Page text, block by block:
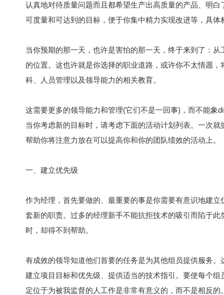
认真地对待质量问题而且都希望生产出高质量的产品、明
可度量和可达到的目标，便于你集中精力实现改进等，具体
当你预期的那一天，也许是害怕的那一天，终于来到了：
的位置。这也许就是你选择的职业道路，或许你不太情愿
科、人员管理以及领导能力的相关教育。
这需要更多的领导能力和管理(它们不是一回事)，而不能象
当你考虑新的目标时，请考虑下面的活动计划列表。一次
帮助你将注意力放在可以提高你和你的团队绩效的活动上。
一、建立优先级
作为经理，首先要做的、最重要的事是你需要有意识地建
套新的职责。过多的经理新手不能抗拒技术的吸引而陷于
时，却得不到帮助。
有成效的领导知道他们首要的任务是为其他组员提供服务
建立项目目标和优先级、提供适当的技术指引。要使每个
定位于为被我监督的人工作是非常有意义的，而不是相反